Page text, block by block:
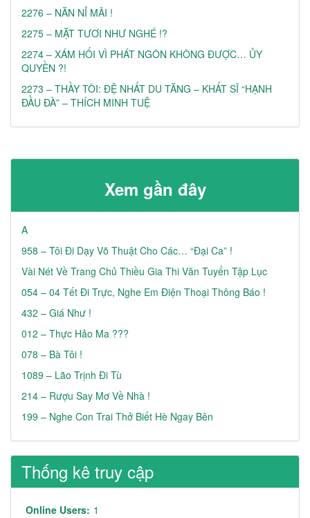
2276 – NĂN NỈ MÃI !
2275 – MẶT TƯƠI NHƯ NGHÉ !?
2274 – XÁM HỐI VÌ PHÁT NGÔN KHÔNG ĐƯỢC… ỦY
QUYỀN ?!
2273 – THẦY TÔI: ĐỆ NHẤT DU TĂNG – KHẤT SĨ “HẠNH
ĐẦU ĐÀ” – THÍCH MINH TUỆ
Xem gần đây
A
958 – Tôi Đi Dạy Võ Thuật Cho Các… “đại Ca” !
Vài Nét Về Trang Chủ Thiều Gia Thi Văn Tuyển Tập Lục
054 – 04 Tết Đi Trực, Nghe Em Điện Thoại Thông Báo !
432 – Giá Như !
012 – Thực Hảo Ma ???
078 – Bà Tôi !
1089 – Lão Trịnh Đi Tù
214 – Rượu Say Mơ Về Nhà !
199 – Nghe Con Trai Thở Biết Hè Ngay Bên
Thống kê truy cập
Online Users: 1